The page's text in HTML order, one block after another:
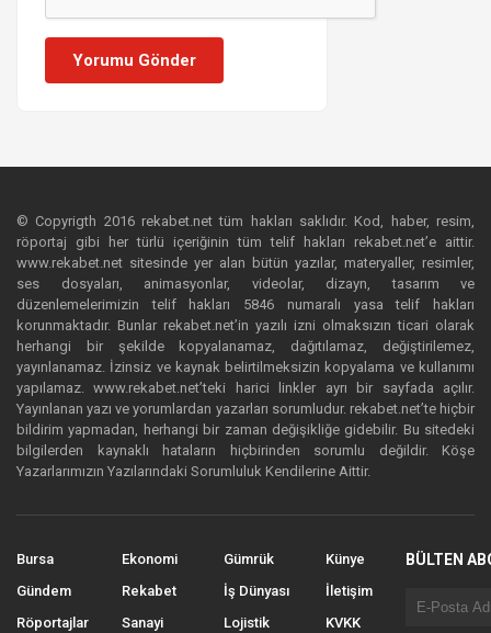
Yorumu Gönder
© Copyrigth 2016 rekabet.net tüm hakları saklıdır. Kod, haber, resim,
röportaj gibi her türlü içeriğinin tüm telif hakları rekabet.net’e aittir.
www.rekabet.net sitesinde yer alan bütün yazılar, materyaller, resimler,
ses dosyaları, animasyonlar, videolar, dizayn, tasarım ve
düzenlemelerimizin telif hakları 5846 numaralı yasa telif hakları
korunmaktadır. Bunlar rekabet.net’in yazılı izni olmaksızın ticari olarak
herhangi bir şekilde kopyalanamaz, dağıtılamaz, değiştirilemez,
yayınlanamaz. İzinsiz ve kaynak belirtilmeksizin kopyalama ve kullanımı
yapılamaz. www.rekabet.net’teki harici linkler ayrı bir sayfada açılır.
Yayınlanan yazı ve yorumlardan yazarları sorumludur. rekabet.net’te hiçbir
bildirim yapmadan, herhangi bir zaman değişikliğe gidebilir. Bu sitedeki
bilgilerden kaynaklı hataların hiçbirinden sorumlu değildir. Köşe
Yazarlarımızın Yazılarındaki Sorumluluk Kendilerine Aittir.
Bursa
Gündem
Röportajlar
Ekonomi
Rekabet
Sanayi
Gümrük
İş Dünyası
Lojistik
Künye
İletişim
KVKK
BÜLTEN